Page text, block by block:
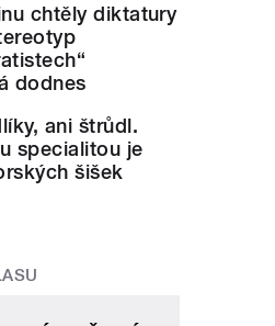
chtěly diktatury
dodnes
ani štrůdl.
specialitou je
šišek